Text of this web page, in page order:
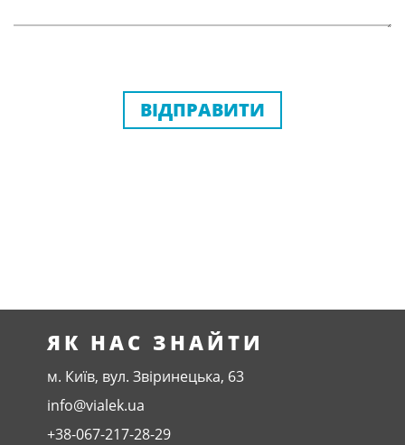
ВІДПРАВИТИ
ЯК НАС ЗНАЙТИ
м. Київ, вул. Звіринецька, 63
info@vialek.ua
+38-067-217-28-29